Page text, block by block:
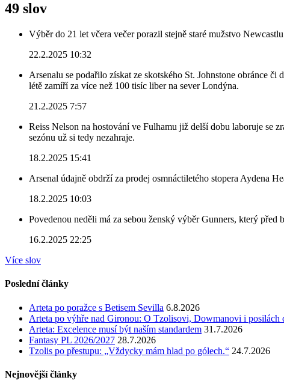
49 slov
Výběr do 21 let včera večer porazil stejně staré mužstvo
22.2.2025 10:32
Arsenalu se podařilo získat ze skotského St. Johnstone obránce
létě zamíří za více než 100 tisíc liber na sever Londýna.
21.2.2025 7:57
Reiss Nelson na hostování ve Fulhamu již delší dobu laboruje se
sezónu už si tedy nezahraje.
18.2.2025 15:41
Arsenal údajně obdrží za prodej osmnáctiletého stopera Aydena
18.2.2025 10:03
Povedenou neděli má za sebou ženský výběr Gunners, který
16.2.2025 22:25
Více slov
Poslední články
Arteta po poražce s Betisem Sevilla 6.8.2026
Arteta po výhře nad Gironou: O Tzolisovi, Dowmanovi i posilách
Arteta: Excelence musí být naším standardem 31.7.2026
Fantasy PL 2026/2027 28.7.2026
Tzolis po přestupu: „Vždycky mám hlad po gólech.“ 24.7.2026
Nejnovější články